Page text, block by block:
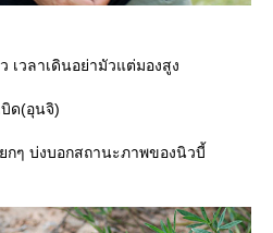
เวลาเดินอย่ามัวแต่มองสูง
บิด(อุนจิ)
กๆ บ่งบอกสถานะภาพของนิวบี้